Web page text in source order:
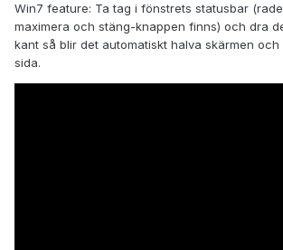
Win7 feature: Ta tag i fönstrets statusbar
maximera och stäng-knappen finns) och dra
kant så blir det automatiskt halva skärmen
sida.